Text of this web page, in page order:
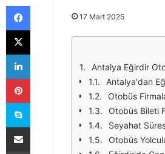
17 Mart 2025
Antalya Eğirdir
Antalya'dan
Otobüs
Otobüs Bileti
Seyahat
Otobüs
Facebook
X
LinkedIn
Pinterest
Skype
E-Posta ile paylaş